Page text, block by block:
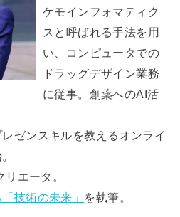
ケモインフォマティク
スと呼ばれる手法を用
い、コンピュータでの
ドラッグデザイン業務
に従事。創薬へのAI活
ゼンスキルを教えるオンライ
エータ。
技術の未来」 を執筆。